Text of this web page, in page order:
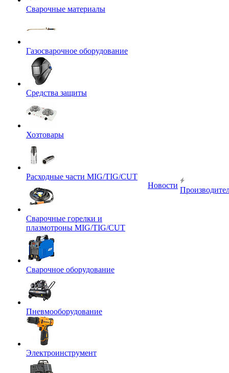
Сварочные материалы
Газосварочное оборудование
Средства защиты
Хозтовары
Расходные части MIG/TIG/CUT
Сварочные горелки и
плазмотроны MIG/TIG/CUT
Сварочное оборудование
Пневмооборудование
Электроинструмент
Новости